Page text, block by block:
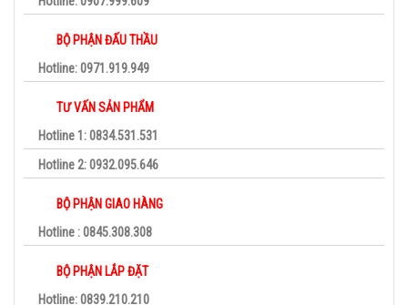
BỘ PHẬN ĐẤU THẦU
Hotline: 0971.919.949
TƯ VẤN SẢN PHẨM
Hotline 1: 0834.531.531
Hotline 2: 0932.095.646
BỘ PHẬN GIAO HÀNG
Hotline : 0845.308.308
BỘ PHẬN LẮP ĐẶT
Hotline: 0839.210.210